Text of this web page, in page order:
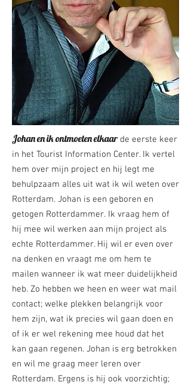
Johan en ik ontmoeten elkaar de eerste keer
in het Tourist Information Center. Ik vertel
hem over mijn project en hij legt me
behulpzaam alles uit wat ik wil weten over
Rotterdam. Johan is een geboren en
getogen Rotterdammer. Ik vraag hem of
hij mee wil werken aan mijn project als
echte Rotterdammer. Hij wil er even over
na denken en vraagt me om hem te
mailen wanneer ik wat meer duidelijkheid
heb. Zo hebben we heen en weer wat mail
contact; welke plekken belangrijk voor
hem zijn, wat ik precies wil gaan doen en
of ik er wel rekening mee houd dat het
kan gaan regenen. Johan is erg betrokken
en wil me graag meer leren over
Rotterdam. Ergens is hij ook voorzichtig;